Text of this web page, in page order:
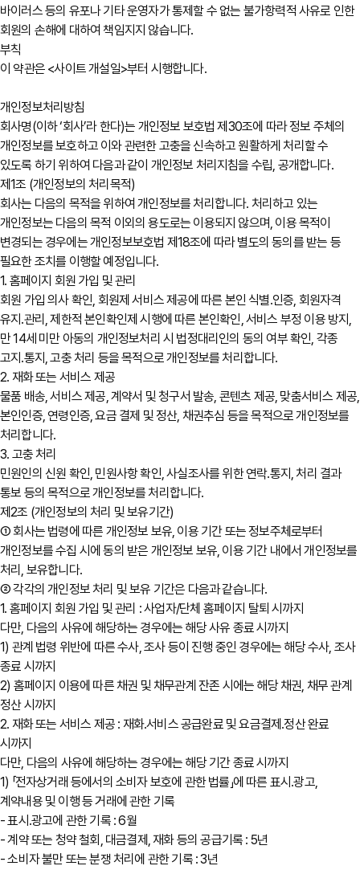
바이러스 등의 유포나 기타 운영자가 통제할 수 없는 불가항력적 사유로 인한
회원의 손해에 대하여 책임지지 않습니다.
부칙
이 약관은 <사이트 개설일>부터 시행합니다.
개인정보처리방침
회사명(이하 ‘회사’라 한다)는 개인정보 보호법 제30조에 따라 정보 주체의
개인정보를 보호하고 이와 관련한 고충을 신속하고 원활하게 처리할 수
있도록 하기 위하여 다음과 같이 개인정보 처리지침을 수립, 공개합니다.
제1조 (개인정보의 처리목적)
회사는 다음의 목적을 위하여 개인정보를 처리합니다. 처리하고 있는
개인정보는 다음의 목적 이외의 용도로는 이용되지 않으며, 이용 목적이
변경되는 경우에는 개인정보보호법 제18조에 따라 별도의 동의를 받는 등
필요한 조치를 이행할 예정입니다.
1. 홈페이지 회원 가입 및 관리
회원 가입 의사 확인, 회원제 서비스 제공에 따른 본인 식별․인증, 회원자격
유지․관리, 제한적 본인확인제 시행에 따른 본인확인, 서비스 부정 이용 방지,
만 14세 미만 아동의 개인정보처리 시 법정대리인의 동의 여부 확인, 각종
고지․통지, 고충 처리 등을 목적으로 개인정보를 처리합니다.
2. 재화 또는 서비스 제공
물품 배송, 서비스 제공, 계약서 및 청구서 발송, 콘텐츠 제공, 맞춤서비스 제공,
본인인증, 연령인증, 요금 결제 및 정산, 채권추심 등을 목적으로 개인정보를
처리합니다.
3. 고충 처리
민원인의 신원 확인, 민원사항 확인, 사실조사를 위한 연락․통지, 처리 결과
통보 등의 목적으로 개인정보를 처리합니다.
제2조 (개인정보의 처리 및 보유기간)
① 회사는 법령에 따른 개인정보 보유, 이용 기간 또는 정보주체로부터
개인정보를 수집 시에 동의 받은 개인정보 보유, 이용 기간 내에서 개인정보를
처리, 보유합니다.
② 각각의 개인정보 처리 및 보유 기간은 다음과 같습니다.
1. 홈페이지 회원 가입 및 관리 : 사업자/단체 홈페이지 탈퇴 시까지
다만, 다음의 사유에 해당하는 경우에는 해당 사유 종료 시까지
1) 관계 법령 위반에 따른 수사, 조사 등이 진행 중인 경우에는 해당 수사, 조사
종료 시까지
2) 홈페이지 이용에 따른 채권 및 채무관계 잔존 시에는 해당 채권, 채무 관계
정산 시까지
2. 재화 또는 서비스 제공 : 재화․서비스 공급완료 및 요금결제․정산 완료
시까지
다만, 다음의 사유에 해당하는 경우에는 해당 기간 종료 시까지
1) 「전자상거래 등에서의 소비자 보호에 관한 법률」에 따른 표시․광고,
계약내용 및 이행 등 거래에 관한 기록
- 표시․광고에 관한 기록 : 6월
- 계약 또는 청약 철회, 대금결제, 재화 등의 공급기록 : 5년
- 소비자 불만 또는 분쟁 처리에 관한 기록 : 3년